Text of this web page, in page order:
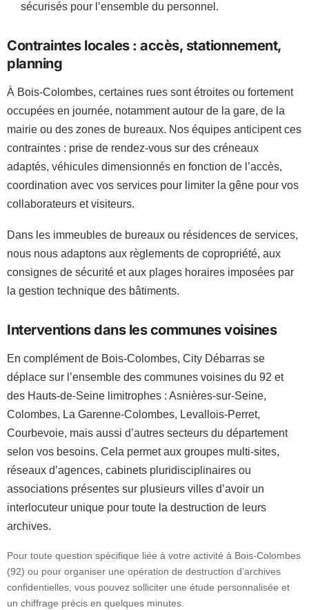
sécurisés pour l’ensemble du personnel.
Contraintes locales : accès, stationnement,
planning
À Bois-Colombes, certaines rues sont étroites ou fortement
occupées en journée, notamment autour de la gare, de la
mairie ou des zones de bureaux. Nos équipes anticipent ces
contraintes : prise de rendez-vous sur des créneaux
adaptés, véhicules dimensionnés en fonction de l’accès,
coordination avec vos services pour limiter la gêne pour vos
collaborateurs et visiteurs.
Dans les immeubles de bureaux ou résidences de services,
nous nous adaptons aux règlements de copropriété, aux
consignes de sécurité et aux plages horaires imposées par
la gestion technique des bâtiments.
Interventions dans les communes voisines
En complément de Bois-Colombes, City Débarras se
déplace sur l’ensemble des communes voisines du 92 et
des Hauts-de-Seine limitrophes : Asnières-sur-Seine,
Colombes, La Garenne-Colombes, Levallois-Perret,
Courbevoie, mais aussi d’autres secteurs du département
selon vos besoins. Cela permet aux groupes multi-sites,
réseaux d’agences, cabinets pluridisciplinaires ou
associations présentes sur plusieurs villes d’avoir un
interlocuteur unique pour toute la destruction de leurs
archives.
Pour toute question spécifique liée à votre activité à Bois-Colombes
(92) ou pour organiser une opération de destruction d’archives
confidentielles, vous pouvez solliciter une étude personnalisée et
un chiffrage précis en quelques minutes.